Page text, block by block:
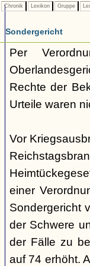
Chronik Lexikon Gruppe
Sondergericht
Per
Rechte der
Urteile waren
Vor
einer
Sondergericht
der Schwere
der Fälle zu
auf 74 erhöht.